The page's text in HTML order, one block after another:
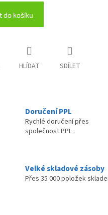
do košíku
HLÍDAT SDÍLET
Doručení PPL
Rychlé doručení přes
společnost PPL
Velké skladové zásoby
Přes 35 000 položek